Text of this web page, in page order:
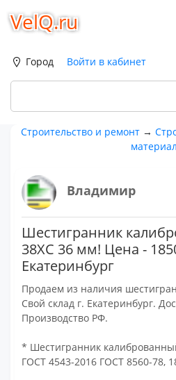
VelQ.ru
Город Войти в кабинет
Строительство и ремонт→
Владимир
Шестигранник
38ХС 36 мм! Цена -
Екатеринбург
Продаем из наличия
Свой склад г. Екатеринбург.
Производство РФ.
* Шестигранник
ГОСТ 4543-2016 ГОСТ 8560-78,